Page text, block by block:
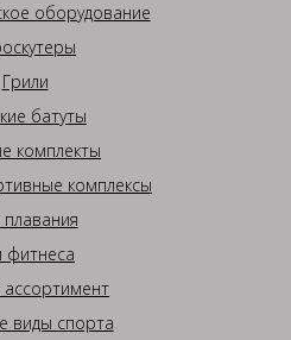
оборудование
Грили
батуты
комплекты
комплексы
плавания
фитнеса
виды спорта